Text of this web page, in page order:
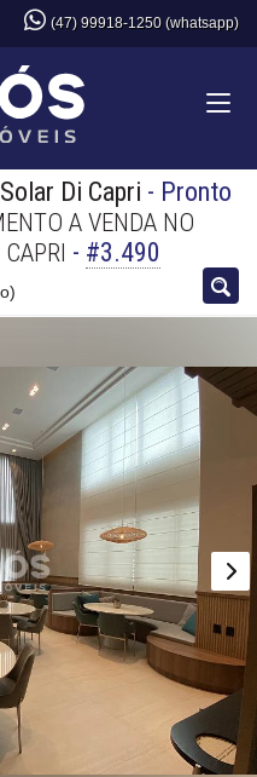
(47) 99918-1250 (whatsapp)
Di Capri - Pronto
A VENDA NO
- #3.490